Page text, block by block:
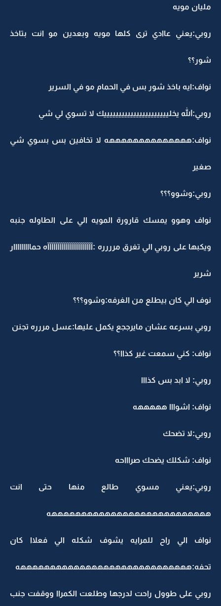
مليان مويه
روبي:يعني عاادي ترى كلها مويه وبعدين مو انت بتاخذ
شور؟؟
نواف:ايه باخذ شور بس في الحمام مو في السرير
روبي:الله يخلييييييييييييييييييييييك لا تسوي لي شي
نواف:ههههههههههههههه لا تخافين بس بسوي شي
صغير
روبي:وشوو؟؟؟
نواف وهوو يمسك قارورة المويه الي على الطاوله جنبه
ويكبها على روبي الي تغرق مرررره :آآآآآآآآآآآآآآآآآآآآآآآه حمااااااااار
شرير
نوف الي كان بيطلع من الغرفه:وشوو؟؟؟
روبي بسرعه عشان مايرججع يكمل عليها:عسل مررره تجنن
نواف: كني سمعت غير كذاا؟؟
روبي: لا ابد بس كذااا
نواف: اشوااا هههههه
روبي:لا تضحك
نواف: شكلك يضحك صراااحه
روبي:يعني مسوي طالع منها حتى انت
هههههههههههههههههههههههههههه
نواف الي راح للمرايه يشوف شكله الي فعلاا كان
تحفه:هههههههههههههههههههههههههههههه
روبي على طوول راحت لدرجها وطلعت الكمراا ووقفت جنب